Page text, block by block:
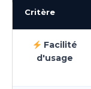
Critère
Facilité
d'usage